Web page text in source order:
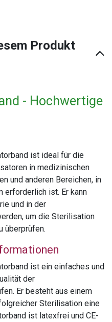
Produkt
- Hochwertige
ist ideal für die
in medizinischen
und anderen Bereichen, in
erforderlich ist. Er kann
und in der
um die Sterilisation
überprüfen.
ist ein einfaches und
der
Er besteht aus einem
Sterilisation eine
ist latexfrei und CE-